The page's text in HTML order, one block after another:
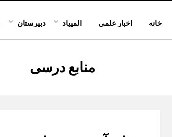
خانه اخبار علمی المپیاد دبیرستان
برچسب
:
منابع درسی